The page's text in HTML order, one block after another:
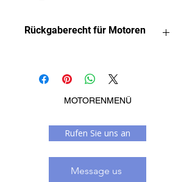
Rückgaberecht für Motoren
Kauf zufrieden sind.
Motoren können gegen Erstattung
zurückgegeben werden, sofern sie
installiert wurden. Sobald ein Motor
installiert oder getunt wurde, ist eine
Sollte ein Motor defekt sein, bieten
wir je nach Kundenwunsch einen
MOTORENMENÜ
Rufen Sie uns an
Message us